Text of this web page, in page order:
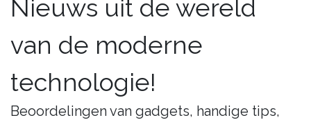
Nieuws uit de wereld
van de moderne
technologie!
Beoordelingen van gadgets, handige tips,